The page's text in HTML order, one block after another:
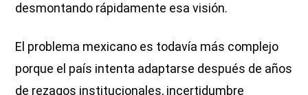
desmontando rápidamente esa visión.
El problema mexicano es todavía más complejo
porque el país intenta adaptarse después de años
de rezagos institucionales, incertidumbre